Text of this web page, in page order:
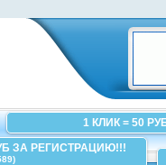
1 КЛИК = 50
ЗА РЕГИСТРАЦИЮ!!!